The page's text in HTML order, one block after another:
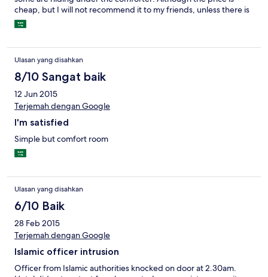
cheap, but I will not recommend it to my friends, unless there is
improvement on cleanliness of the hotel and the surrounding.
Ulasan yang disahkan
8/10 Sangat baik
12 Jun 2015
Terjemah dengan Google
I'm satisfied
Simple but comfort room
Ulasan yang disahkan
6/10 Baik
28 Feb 2015
Terjemah dengan Google
Islamic officer intrusion
Officer from Islamic authorities knocked on door at 2.30am.